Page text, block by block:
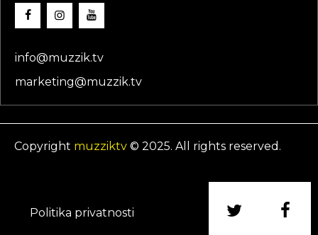
info@muzzik.tv
marketing@muzzik.tv
Copyright muzziktv © 2025. All rights reserved.
Politika privatnosti